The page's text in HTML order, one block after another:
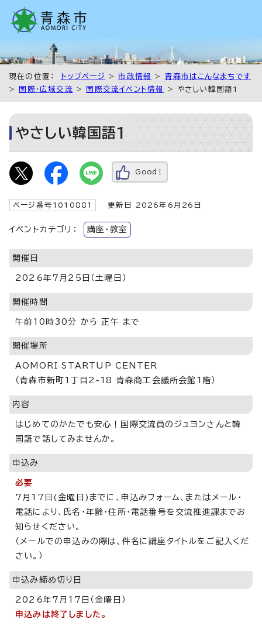
現在の位置： トップページ >市政情報 > 青森市はこんなまちです
>
国際・広域交流 > 国際交流イベント情報 > やさしい韓国語1
やさしい韓国語1
Good！
ページ番号1010881 更新日 2026年6月26日
イベントカテゴリ： 講座・教室
開催日
2026年7月25日（土曜日）
開催時間
午前10時30分 から 正午 まで
開催場所
AOMORI STARTUP CENTER
（青森市新町1丁目2-18 青森商工会議所会館1階）
内容
はじめてのかたでも安心！国際交流員のジュヨンさんと韓
国語で話してみませんか。
申込み
必要
7月17日(金曜日)までに、申込みフォーム、またはメール・
電話により、氏名・年齢・住所・電話番号を交流推進課までお
知らせください。
（メールでの申込みの際は、件名に講座タイトルをご記入くだ
さい。）
申込み締め切り日
2026年7月17日（金曜日）
申込みは終了しました。